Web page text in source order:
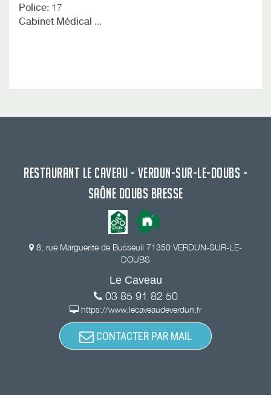
Police: 17
Cabinet Médical ...
RESTAURANT LE CAVEAU - VERDUN-SUR-LE-DOUBS -
SAÔNE DOUBS BRESSE
8, rue Marguerite de Busseuil 71350 VERDUN-SUR-LE-
DOUBS
Le Caveau
03 85 91 82 50
https://www.lecaveaudeverdun.fr
CONTACTER PAR MAIL